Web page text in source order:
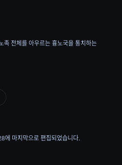
족 전체를 아우르는 흉노국을 통치하는
마지막으로 편집되었습니다.